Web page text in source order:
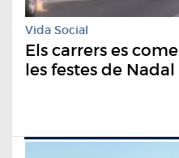
Vida Social
Els carrers es
les festes de Nadal